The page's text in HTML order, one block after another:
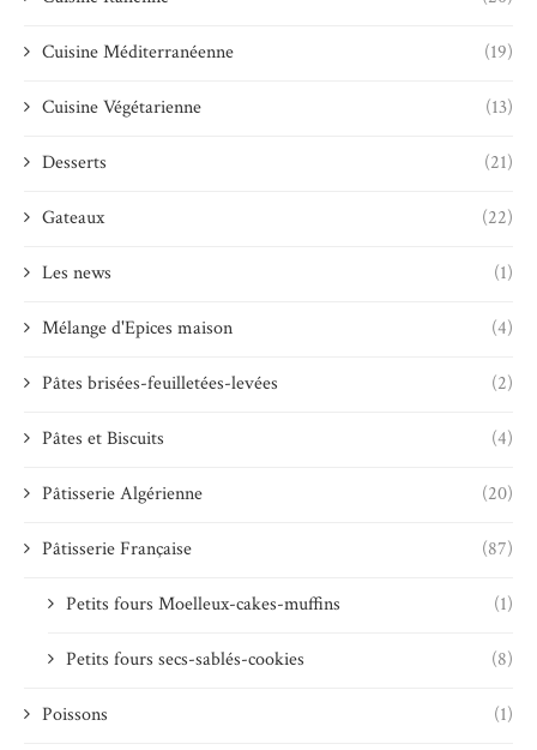
Cuisine Méditerranéenne (19)
Cuisine Végétarienne (13)
Desserts (21)
Gateaux (22)
Les news (1)
Mélange d'Epices maison (4)
Pâtes brisées-feuilletées-levées (2)
Pâtes et Biscuits (4)
Pâtisserie Algérienne (20)
Pâtisserie Française (87)
Petits fours Moelleux-cakes-muffins (1)
Petits fours secs-sablés-cookies (8)
Poissons (1)